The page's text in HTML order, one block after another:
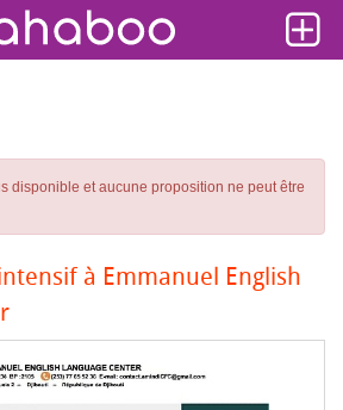
disponible et aucune proposition ne peut être
à Emmanuel English